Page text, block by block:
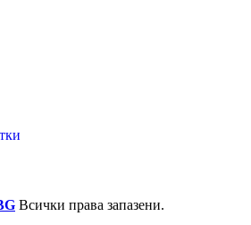
Всички права запазени.